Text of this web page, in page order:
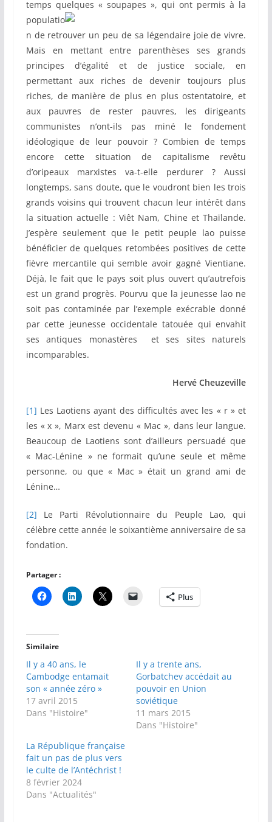
temps quelques « soupapes », qui ont permis à la
populatio
n de retrouver un peu de sa légendaire joie de vivre.
Mais en mettant entre parenthèses ses grands
principes d’égalité et de justice sociale, en
permettant aux riches de devenir toujours plus
riches, de manière de plus en plus ostentatoire, et
aux pauvres de rester pauvres, les dirigeants
communistes n’ont-ils pas miné le fondement
idéologique de leur pouvoir ? Combien de temps
encore cette situation de capitalisme revêtu
d’oripeaux marxistes va-t-elle perdurer ? Aussi
longtemps, sans doute, que le voudront bien les trois
grands voisins qui trouvent chacun leur intérêt dans
la situation actuelle : Viêt Nam, Chine et Thaïlande.
J’espère seulement que le petit peuple lao puisse
bénéficier de quelques retombées positives de cette
fièvre mercantile qui semble avoir gagné Vientiane.
Déjà, le fait que le pays soit plus ouvert qu’autrefois
est un grand progrès. Pourvu que la jeunesse lao ne
soit pas contaminée par l’exemple exécrable donné
par cette jeunesse occidentale tatouée qui envahit
ses antiques monastères et ses sites naturels
incomparables.
Hervé Cheuzeville
[1] Les Laotiens ayant des difficultés avec les « r » et
les « x », Marx est devenu « Mac », dans leur langue.
Beaucoup de Laotiens sont d’ailleurs persuadé que
« Mac-Lénine » ne formait qu’une seule et même
personne, ou que « Mac » était un grand ami de
Lénine…
[2] Le Parti Révolutionnaire du Peuple Lao, qui
célèbre cette année le soixantième anniversaire de sa
fondation.
Partager :
Plus
Similaire
Il y a 40 ans, le
Cambodge entamait
son « année zéro »
17 avril 2015
Dans "Histoire"
Il y a trente ans,
Gorbatchev accédait au
pouvoir en Union
soviétique
11 mars 2015
Dans "Histoire"
La République française
fait un pas de plus vers
le culte de l’Antéchrist !
8 février 2024
Dans "Actualités"